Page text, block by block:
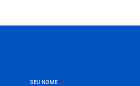
SEU NOME *